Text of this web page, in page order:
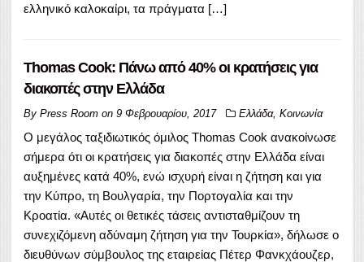
ελληνικό καλοκαίρι, τα πράγματα […]
Thomas Cook: Πάνω από 40% οι κρατήσεις για
διακοπές στην Ελλάδα
By Press Room on 9 Φεβρουαρίου, 2017 Ελλάδα, Κοινωνία
Ο μεγάλος ταξιδιωτικός όμιλος Thomas Cook ανακοίνωσε
σήμερα ότι οι κρατήσεις για διακοπές στην Ελλάδα είναι
αυξημένες κατά 40%, ενώ ισχυρή είναι η ζήτηση και για
την Κύπρο, τη Βουλγαρία, την Πορτογαλία και την
Κροατία. «Αυτές οι θετικές τάσεις αντισταθμίζουν τη
συνεχιζόμενη αδύναμη ζήτηση για την Τουρκία», δήλωσε ο
διευθύνων σύμβουλος της εταιρείας Πέτερ Φανκχάουζερ,